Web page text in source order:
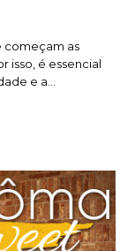
começam as
isso, é essencial
e a
Montessori que
provável que já